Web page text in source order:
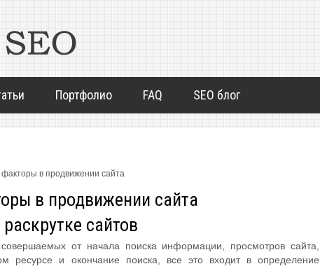
Портфолио FAQ SEO блог
факторы в продвижении сайта
в продвижении сайта
сайтов
от начала поиска информации, просмотров сайта,
ресурсе и окончание поиска, все это входит в определение